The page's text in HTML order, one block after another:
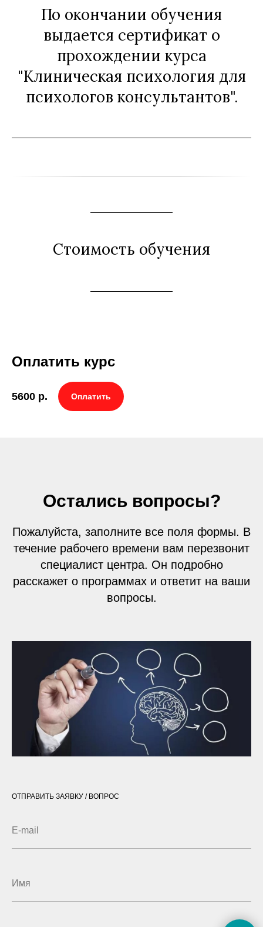
По окончании обучения
выдается сертификат о
прохождении курса
"Клиническая психология для
психологов консультантов".
Стоимость обучения
Оплатить курс
5600 р. Оплатить
Остались вопросы?
Пожалуйста, заполните все поля формы. В
течение рабочего времени вам перезвонит
специалист центра. Он подробно
расскажет о программах и ответит на ваши
вопросы.
ОТПРАВИТЬ ЗАЯВКУ / ВОПРОС